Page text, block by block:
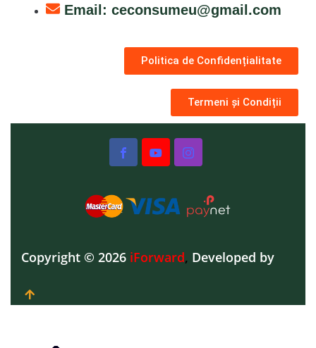
Email: ceconsumeu@gmail.com
Politica de Confidențialitate
Termeni și Condiții
Copyright © 2026 iForward, Developed by